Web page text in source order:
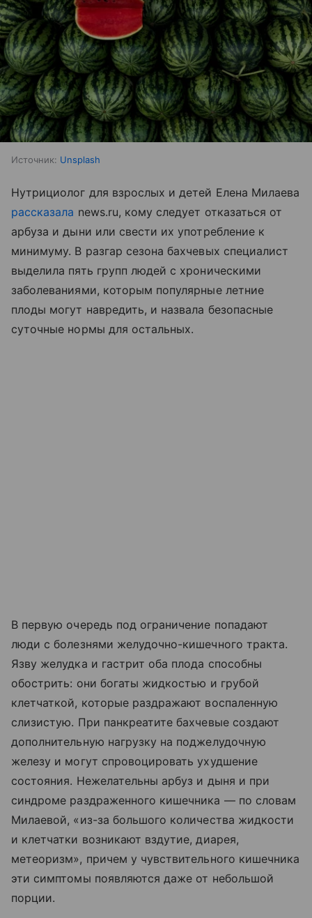
Источник: Unsplash
Нутрициолог для взрослых и детей Елена Милаева
рассказала news.ru, кому следует отказаться от
арбуза и дыни или свести их употребление к
минимуму. В разгар сезона бахчевых специалист
выделила пять групп людей с хроническими
заболеваниями, которым популярные летние
плоды могут навредить, и назвала безопасные
суточные нормы для остальных.
В первую очередь под ограничение попадают
люди с болезнями желудочно-кишечного тракта.
Язву желудка и гастрит оба плода способны
обострить: они богаты жидкостью и грубой
клетчаткой, которые раздражают воспаленную
слизистую. При панкреатите бахчевые создают
дополнительную нагрузку на поджелудочную
железу и могут спровоцировать ухудшение
состояния. Нежелательны арбуз и дыня и при
синдроме раздраженного кишечника — по словам
Милаевой, «из-за большого количества жидкости
и клетчатки возникают вздутие, диарея,
метеоризм», причем у чувствительного кишечника
эти симптомы появляются даже от небольшой
порции.